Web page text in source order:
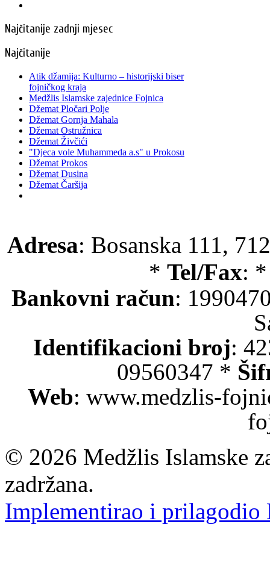
Najčitanije zadnji mjesec
Najčitanije
Atik džamija: Kulturno – historijski biser
fojničkog kraja
Medžlis Islamske zajednice Fojnica
Džemat Pločari Polje
Džemat Gornja Mahala
Džemat Ostružnica
Džemat Živčići
"Djeca vole Muhammeda a.s" u Prokosu
Džemat Prokos
Džemat Dusina
Džemat Čaršija
Adresa: Bosanska 111,
* Tel/Fax:
Bankovni račun:
Identifikacioni broj:
09560347 *
Web: www.medzlis-
© 2026 Medžlis Islamske
zadržana.
Implementirao i prilagodio